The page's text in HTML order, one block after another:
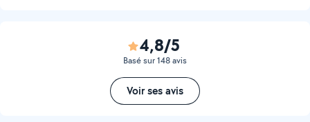
4,8/5
Basé sur 148 avis
Voir ses avis